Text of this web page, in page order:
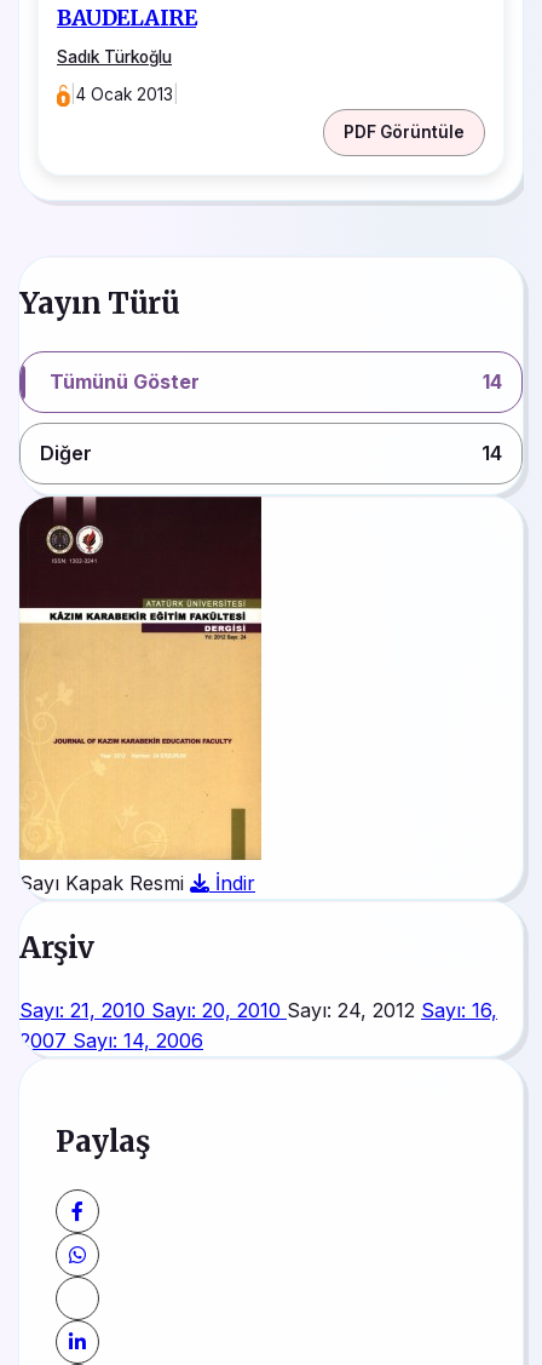
BAUDELAIRE
Sadık Türkoğlu
|4 Ocak 2013
PDF Görüntüle
Yayın Türü
Tümünü Göster 14
Diğer 14
Sayı Kapak Resmi İndir
Arşiv
Sayı: 21, 2010 Sayı: 20, 2010 Sayı: 24, 2012 Sayı: 16,
2007 Sayı: 14, 2006
Paylaş